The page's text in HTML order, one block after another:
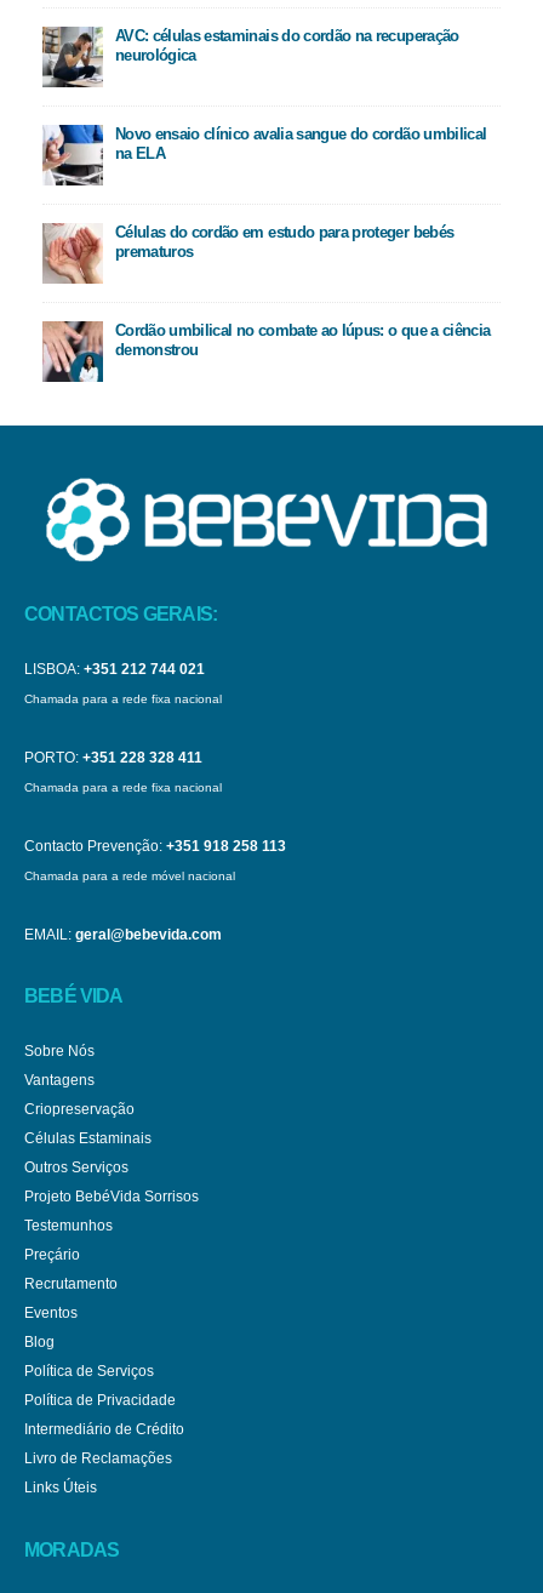
AVC: células estaminais do cordão na recuperação
neurológica
Novo ensaio clínico avalia sangue do cordão umbilical
na ELA
Células do cordão em estudo para proteger bebés
prematuros
Cordão umbilical no combate ao lúpus: o que a ciência
demonstrou
CONTACTOS GERAIS:
LISBOA: +351 212 744 021
Chamada para a rede fixa nacional
PORTO: +351 228 328 411
Chamada para a rede fixa nacional
Contacto Prevenção: +351 918 258 113
Chamada para a rede móvel nacional
EMAIL: geral@bebevida.com
BEBÉ VIDA
Sobre Nós
Vantagens
Criopreservação
Células Estaminais
Outros Serviços
Projeto BebéVida Sorrisos
Testemunhos
Preçário
Recrutamento
Eventos
Blog
Política de Serviços
Política de Privacidade
Intermediário de Crédito
Livro de Reclamações
Links Úteis
MORADAS